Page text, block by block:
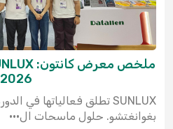
2026
بغوانغتشو. حلول ماسحات ال···